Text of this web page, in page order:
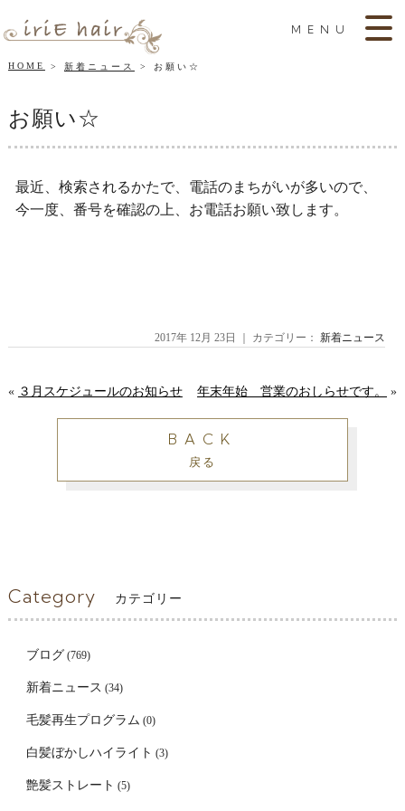
MENU
HOME 新着ニュース お願い☆
お願い☆
最近、検索されるかたで、電話のまちがいが多いので、
今一度、番号を確認の上、お電話お願い致します。
2017年 12月 23日 ｜ カテゴリー：新着ニュース
« ３月スケジュールのお知らせ 年末年始 営業のおしらせです。 »
BACK
戻る
Category カテゴリー
ブログ (769)
新着ニュース (34)
毛髪再生プログラム (0)
白髪ぼかしハイライト (3)
艶髪ストレート (5)